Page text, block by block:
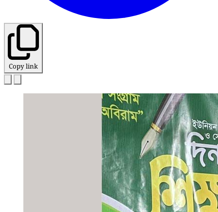
Copy link